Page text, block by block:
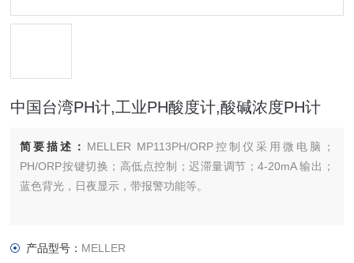
中国台湾PH计,工业PH酸度计,酸碱浓度PH计
简要描述： MELLER MP113PH/ORP控制仪采用微电脑；
PH/ORP按键切换；高低点控制；迟滞量调节；4-20mA 输出；
蓝色背光，日夜显示，带报警功能等。
产品型号： MELLER